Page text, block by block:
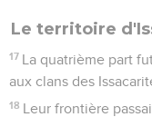
Le territoire
17 La quatrième part
aux clans des
18 Leur frontière